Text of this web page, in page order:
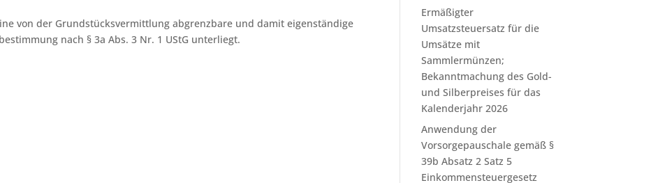
von der Grundstücksvermittlung abgrenzbare und damit eigenständige
nach § 3a Abs. 3 Nr. 1 UStG unterliegt.
Ermäßigter
Umsatzsteuersatz für die
Umsätze mit
Sammlermünzen;
Bekanntmachung des Gold-
und Silberpreises für das
Kalenderjahr 2026
Anwendung der
Vorsorgepauschale gemäß §
39b Absatz 2 Satz 5
Einkommensteuergesetz